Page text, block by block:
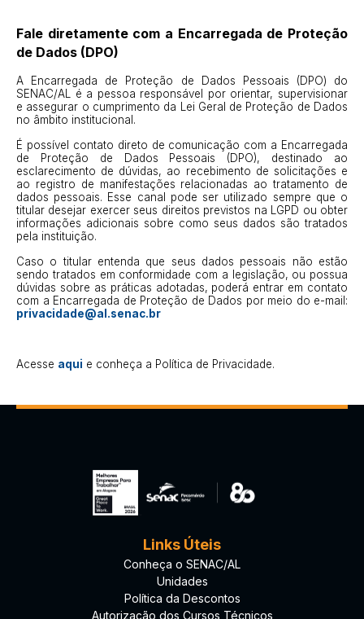
Fale diretamente com a Encarregada de Proteção
de Dados (DPO)
A Encarregada de Proteção de Dados Pessoais (DPO) do
SENAC/AL é a pessoa responsável por orientar, supervisionar
e assegurar o cumprimento da Lei Geral de Proteção de Dados
no âmbito institucional.
É possível contato direto de comunicação com a Encarregada
de Proteção de Dados Pessoais (DPO), destinado ao
esclarecimento de dúvidas, ao recebimento de solicitações e
ao registro de manifestações relacionadas ao tratamento de
dados pessoais. Esse canal pode ser utilizado sempre que o
titular desejar exercer seus direitos previstos na LGPD ou obter
informações adicionais sobre como seus dados são tratados
pela instituição.
Caso o titular entenda que seus dados pessoais não estão
sendo tratados em conformidade com a legislação, ou possua
dúvidas sobre as práticas adotadas, poderá entrar em contato
com a Encarregada de Proteção de Dados por meio do e-mail:
privacidade@al.senac.br
Acesse aqui e conheça a Política de Privacidade.
Links Úteis
Conheça o SENAC/AL
Unidades
Política da Descontos
Autorização dos Cursos Técnicos